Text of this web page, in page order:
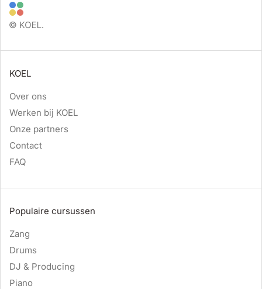
KOEL
Over ons
Werken bij KOEL
Onze partners
Contact
FAQ
Populaire cursussen
Zang
Drums
DJ & Producing
Piano